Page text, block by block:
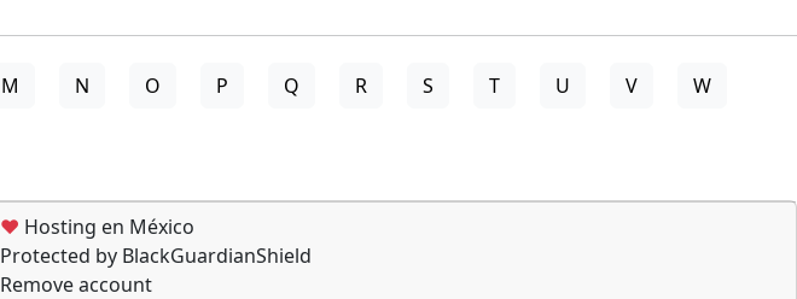
M N O P Q R S T U V W
♥ Hosting en México
Protected by BlackGuardianShield
Remove account